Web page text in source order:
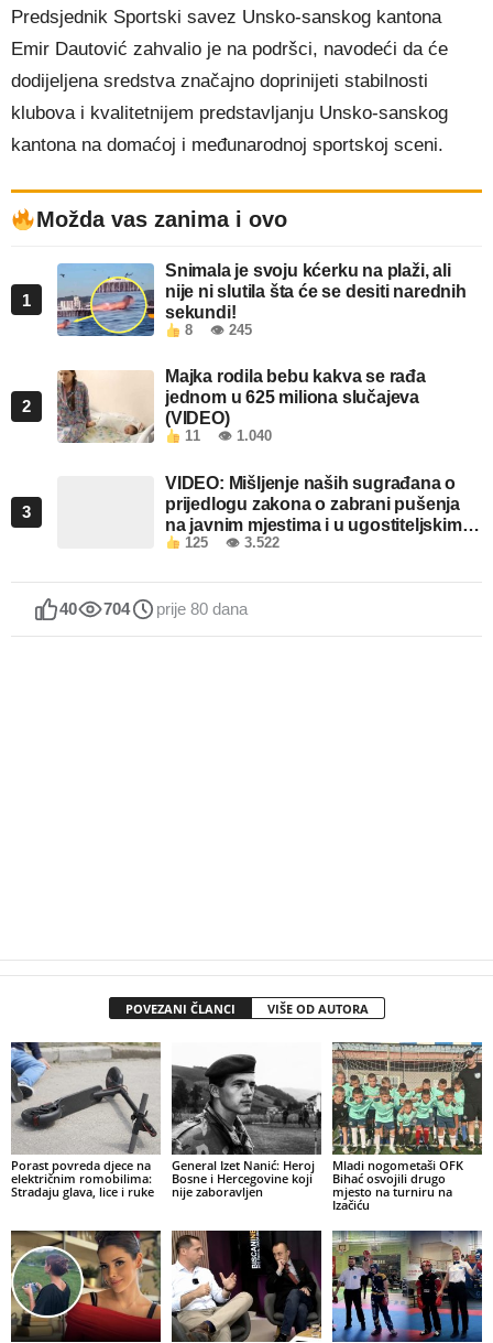
Predsjednik Sportski savez Unsko-sanskog kantona
Emir Dautović zahvalio je na podršci, navodeći da će
dodijeljena sredstva značajno doprinijeti stabilnosti
klubova i kvalitetnijem predstavljanju Unsko-sanskog
kantona na domaćoj i međunarodnoj sportskoj sceni.
Možda vas zanima i ovo
1
Snimala je svoju kćerku na plaži, ali
nije ni slutila šta će se desiti narednih
sekundi!
8 👁 245
2
Majka rodila bebu kakva se rađa
jednom u 625 miliona slučajeva
(VIDEO)
11 👁 1.040
3
VIDEO: Mišljenje naših sugrađana o
prijedlogu zakona o zabrani pušenja
na javnim mjestima i u ugostiteljskim
objektima u FBiH
125 👁 3.522
40 704 prije 80 dana
POVEZANI ČLANCI VIŠE OD AUTORA
Porast povreda djece na
električnim romobilima:
Stradaju glava, lice i ruke
General Izet Nanić: Heroj
Bosne i Hercegovine koji
nije zaboravljen
Mladi nogometaši OFK
Bihać osvojili drugo
mjesto na turniru na
Izačiću